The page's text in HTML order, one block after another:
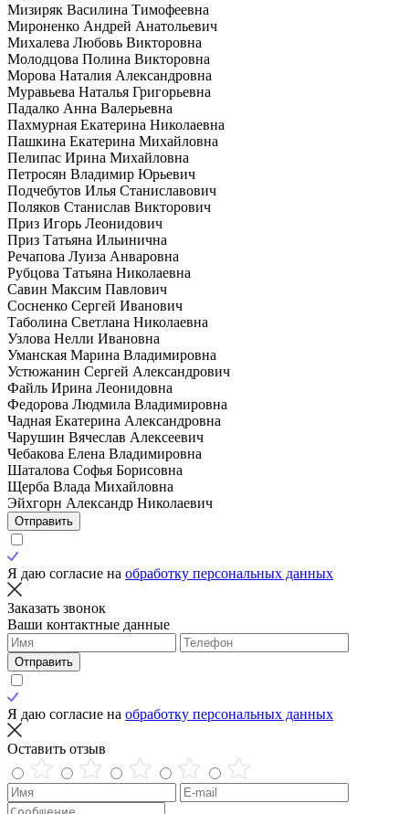
Мизиряк Василина Тимофеевна
Мироненко Андрей Анатольевич
Михалева Любовь Викторовна
Молодцова Полина Викторовна
Морова Наталия Александровна
Муравьева Наталья Григорьевна
Падалко Анна Валерьевна
Пахмурная Екатерина Николаевна
Пашкина Екатерина Михайловна
Пелипас Ирина Михайловна
Петросян Владимир Юрьевич
Подчебутов Илья Станиславович
Поляков Станислав Викторович
Приз Игорь Леонидович
Приз Татьяна Ильинична
Речапова Луиза Анваровна
Рубцова Татьяна Николаевна
Савин Максим Павлович
Сосненко Сергей Иванович
Таболина Светлана Николаевна
Узлова Нелли Ивановна
Уманская Марина Владимировна
Устюжанин Сергей Александрович
Файль Ирина Леонидовна
Федорова Людмила Владимировна
Чадная Екатерина Александровна
Чарушин Вячеслав Алексеевич
Чебакова Елена Владимировна
Шаталова Софья Борисовна
Щерба Влада Михайловна
Эйхгорн Александр Николаевич
Отправить
Я даю согласие на обработку персональных данных
Заказать звонок
Ваши контактные данные
Отправить
Я даю согласие на обработку персональных данных
Оставить отзыв